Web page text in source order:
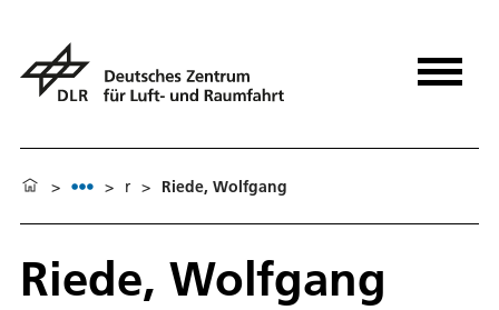
> > r > Riede, Wolfgang
Riede, Wolfgang